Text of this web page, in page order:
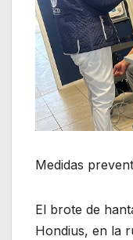
Medidas
El brote de
Hondius, en la